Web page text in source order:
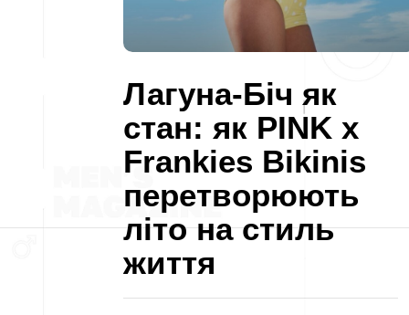
Лагуна-Біч як
стан: як PINK x
Frankies Bikinis
перетворюють
літо на стиль
життя